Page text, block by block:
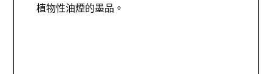
植物性油煙的墨品。